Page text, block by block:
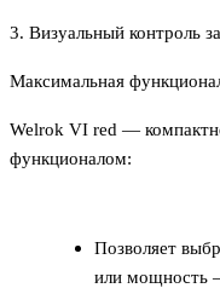
3. Визуальный контроль
Максимальная
Welrok VI red —
функционалом:
Позволяет
или мощность